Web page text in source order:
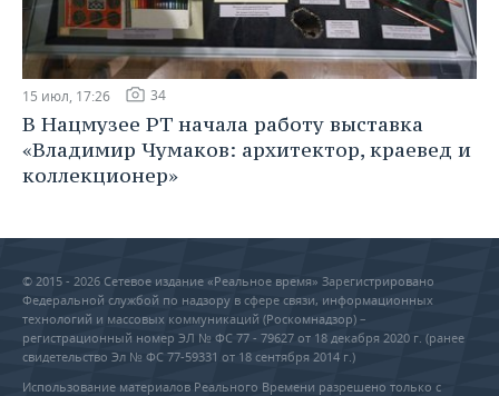
15 июл, 17:26 34
В Нацмузее РТ начала работу выставка
«Владимир Чумаков: архитектор, краевед и
коллекционер»
© 2015 - 2026 Сетевое издание «Реальное время» Зарегистрировано
Федеральной службой по надзору в сфере связи, информационных
технологий и массовых коммуникаций (Роскомнадзор) –
регистрационный номер ЭЛ № ФС 77 - 79627 от 18 декабря 2020 г. (ранее
свидетельство Эл № ФС 77-59331 от 18 сентября 2014 г.)
Использование материалов Реального Времени разрешено только с